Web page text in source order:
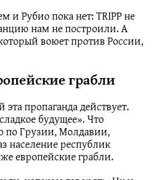
и Рубио пока нет: TRIPP не
нам не построили. А
воюет против России,
грабли
пропаганда действует.
будущее». Что
по Грузии, Молдавии,
население республик
европейские грабли.